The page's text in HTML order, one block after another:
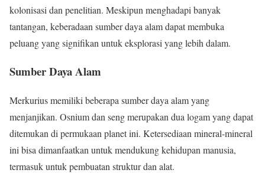
kolonisasi dan penelitian. Meskipun menghadapi banyak
tantangan, keberadaan sumber daya alam dapat membuka
peluang yang signifikan untuk eksplorasi yang lebih dalam.
Sumber Daya Alam
Merkurius memiliki beberapa sumber daya alam yang
menjanjikan. Osnium dan seng merupakan dua logam yang dapat
ditemukan di permukaan planet ini. Ketersediaan mineral-mineral
ini bisa dimanfaatkan untuk mendukung kehidupan manusia,
termasuk untuk pembuatan struktur dan alat.